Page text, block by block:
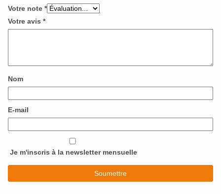
Votre note *
Votre avis *
Nom
E-mail
Je m'inscris à la newsletter mensuelle